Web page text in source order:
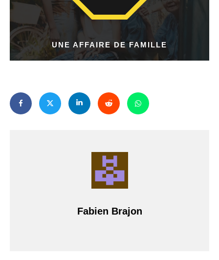
UNE AFFAIRE DE FAMILLE
Fabien Brajon